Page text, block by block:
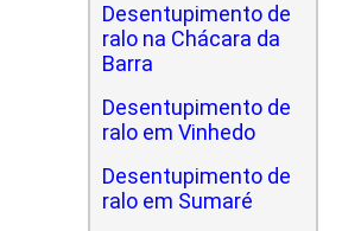
Desentupimento de
ralo na Chácara da
Barra
Desentupimento de
ralo em Vinhedo
Desentupimento de
ralo em Sumaré